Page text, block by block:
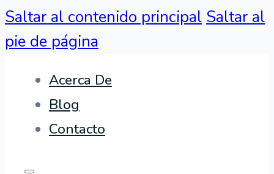
Saltar al contenido principal Saltar al
pie de página
Acerca De
Blog
Contacto